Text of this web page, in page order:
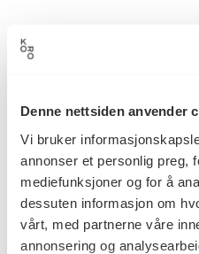
Denne nettsiden anvender
Vi bruker
annonser et personlig preg,
mediefunksjoner og for å
dessuten informasjon om
vårt, med partnerne våre
annonsering og
Kunstner
Kategori Grafikk
Teknikk og
materiale
–